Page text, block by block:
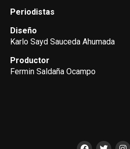
Periodistas
Diseño
Karlo Sayd Sauceda Ahumada
Productor
Fermin Saldaña Ocampo